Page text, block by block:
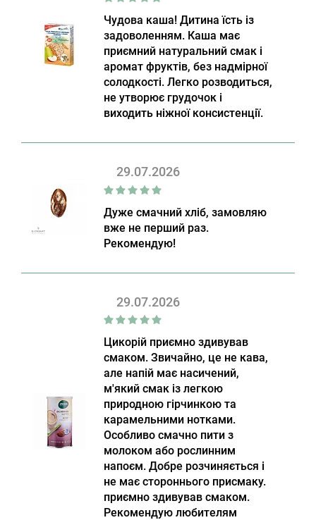
Чудова каша! Дитина їсть із
задоволенням. Каша має
приємний натуральний смак і
аромат фруктів, без надмірної
солодкості. Легко розводиться,
не утворює грудочок і
виходить ніжної консистенції.
29.07.2026
Дуже смачний хліб, замовляю
вже не перший раз.
Рекомендую!
29.07.2026
Цикорій приємно здивував
смаком. Звичайно, це не кава,
але напій має насичений,
м'який смак із легкою
природною гірчинкою та
карамельними нотками.
Особливо смачно пити з
молоком або рослинним
напоєм. Добре розчиняється і
не має стороннього присмаку.
приємно здивував смаком.
Рекомендую любителям